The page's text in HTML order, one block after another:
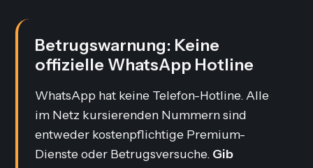
Betrugswarnung: Keine
offizielle WhatsApp Hotline
WhatsApp hat keine Telefon-Hotline. Alle
im Netz kursierenden Nummern sind
entweder kostenpflichtige Premium-
Dienste oder Betrugsversuche. Gib